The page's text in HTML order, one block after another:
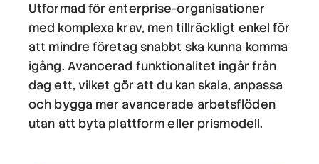
Utformad för enterprise-organisationer
med komplexa krav, men tillräckligt enkel för
att mindre företag snabbt ska kunna komma
igång. Avancerad funktionalitet ingår från
dag ett, vilket gör att du kan skala, anpassa
och bygga mer avancerade arbetsflöden
utan att byta plattform eller prismodell.